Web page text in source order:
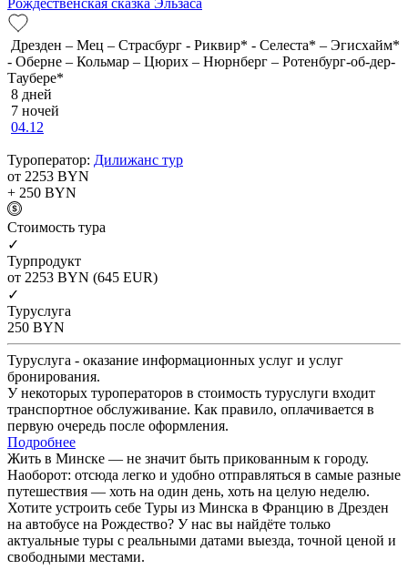
Дрезден – Мец – Страсбург - Риквир* - Селеста* – Эгисхайм*
- Оберне – Кольмар – Цюрих – Нюрнберг – Ротенбург-об-дер-
Таубере*
8 дней
7 ночей
04.12
Туроператор: Дилижанс тур
от 2253 BYN
+ 250 BYN
Cтоимость тура
✓
Турпродукт
от 2253 BYN (645 EUR)
✓
Туруслуга
250 BYN
Туруслуга - оказание информационных услуг и услуг
бронирования.
У некоторых туроператоров в стоимость туруслуги входит
транспортное обслуживание. Как правило, оплачивается в
первую очередь после оформления.
Подробнее
Жить в Минске — не значит быть прикованным к городу.
Наоборот: отсюда легко и удобно отправляться в самые разные
путешествия — хоть на один день, хоть на целую неделю.
Хотите устроить себе Туры из Минска в Францию в Дрезден
на автобусе на Рождество? У нас вы найдёте только
актуальные туры с реальными датами выезда, точной ценой и
свободными местами.